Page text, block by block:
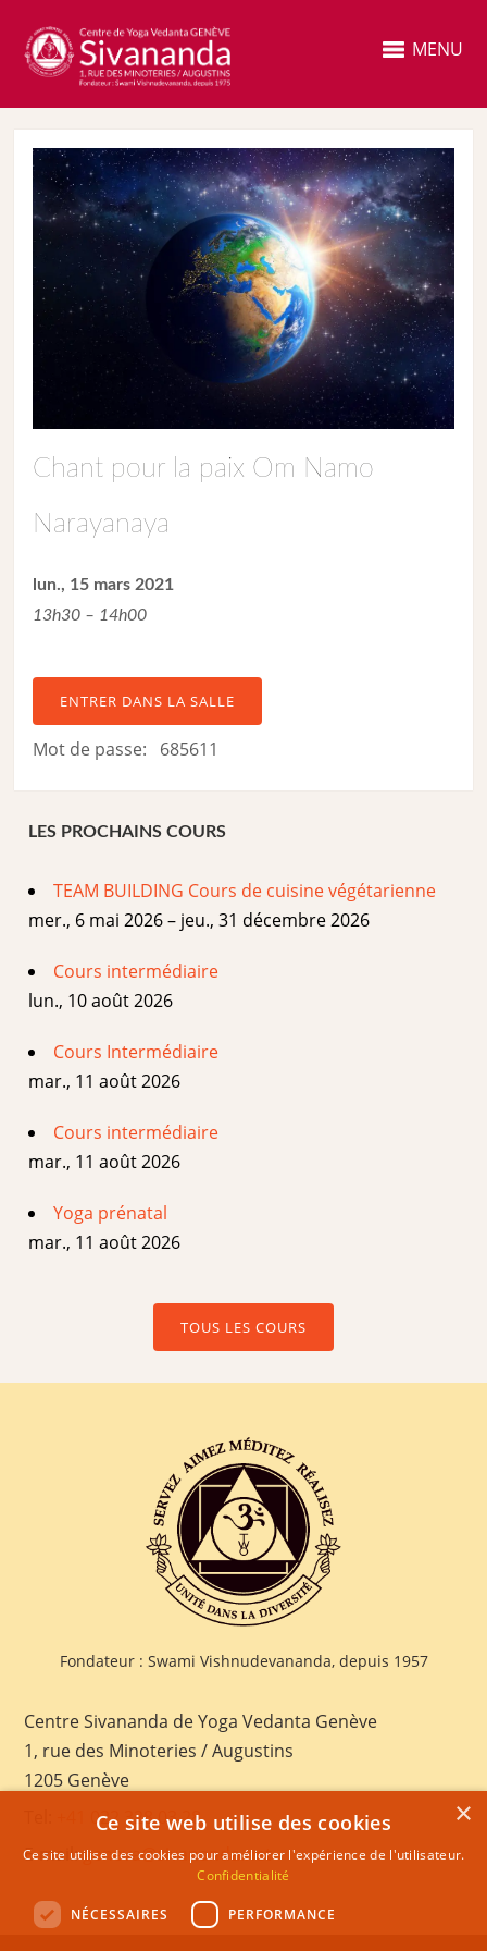
MENU
Chant pour la paix Om Namo
Narayanaya
lun., 15 mars 2021
13h30 – 14h00
ENTRER DANS LA SALLE
Mot de passe: 685611
LES PROCHAINS COURS
TEAM BUILDING Cours de cuisine végétarienne
mer., 6 mai 2026 – jeu., 31 décembre 2026
Cours intermédiaire
lun., 10 août 2026
Cours Intermédiaire
mar., 11 août 2026
Cours intermédiaire
mar., 11 août 2026
Yoga prénatal
mar., 11 août 2026
TOUS LES COURS
Fondateur : Swami Vishnudevananda, depuis 1957
Centre Sivananda de Yoga Vedanta Genève
1, rue des Minoteries / Augustins
1205 Genève
+41 022 328 03 28
E-mail:geneva@sivananda.net
×
Ce site web utilise des cookies
Ce site utilise des cookies pour améliorer l'expérience de l'utilisateur.
Confidentialité
NÉCESSAIRES PERFORMANCE